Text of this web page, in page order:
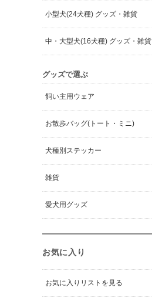
小型犬(24犬種) グッズ・雑貨
中・大型犬(16犬種) グッズ・雑貨
グッズで選ぶ
飼い主用ウェア
お散歩バッグ(トート・ミニ)
犬種別ステッカー
雑貨
愛犬用グッズ
お気に入り
お気に入りリストを見る